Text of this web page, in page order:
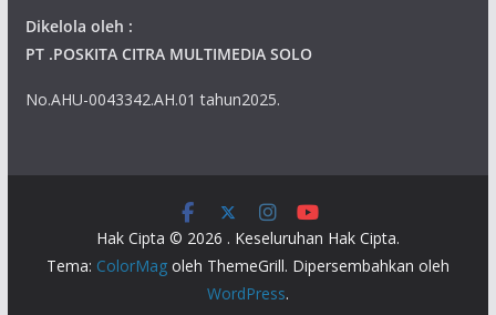
Dikelola oleh :
PT .POSKITA CITRA MULTIMEDIA SOLO
No.AHU-0043342.AH.01 tahun2025.
Hak Cipta © 2026 . Keseluruhan Hak Cipta.
Tema: ColorMagoleh ThemeGrill. Dipersembahkan oleh
WordPress.